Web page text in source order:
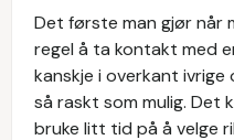
Det første man gjør når
regel å ta kontakt med
kanskje i overkant
så raskt som mulig. Det
bruke litt tid på å velge